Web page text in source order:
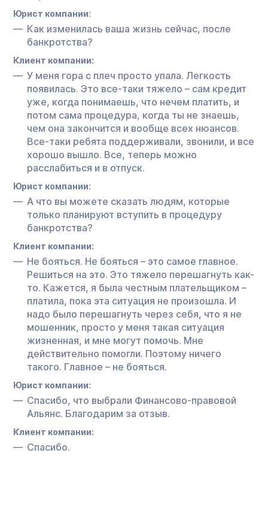
Юрист компании:
Как изменилась ваша жизнь сейчас, после
банкротства?
Клиент компании:
У меня гора с плеч просто упала. Легкость
появилась. Это все-таки тяжело – сам кредит
уже, когда понимаешь, что нечем платить, и
потом сама процедура, когда ты не знаешь,
чем она закончится и вообще всех нюансов.
Все-таки ребята поддерживали, звонили, и все
хорошо вышло. Все, теперь можно
расслабиться и в отпуск.
Юрист компании:
А что вы можете сказать людям, которые
только планируют вступить в процедуру
банкротства?
Клиент компании:
Не бояться. Не бояться – это самое главное.
Решиться на это. Это тяжело перешагнуть как-
то. Кажется, я была честным плательщиком –
платила, пока эта ситуация не произошла. И
надо было перешагнуть через себя, что я не
мошенник, просто у меня такая ситуация
жизненная, и мне могут помочь. Мне
действительно помогли. Поэтому ничего
такого. Главное – не бояться.
Юрист компании:
Спасибо, что выбрали Финансово-правовой
Альянс. Благодарим за отзыв.
Клиент компании:
Спасибо.